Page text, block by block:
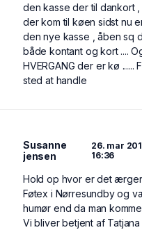
den kasse der til dankort
der kom til køen sidst nu
den nye kasse , åben sq
både kontant og kort ....
HVERGANG der er kø ......
sted at handle
Susanne
jensen
26. mar
16:36
Hold op hvor er det
Føtex i Nørresundby og
humør end da man
Vi bliver betjent af